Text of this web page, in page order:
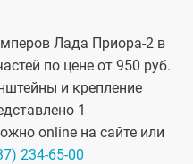
Лада Приора-2 в
по цене от 950 руб.
и крепление
1
online на сайте или
234-65-00